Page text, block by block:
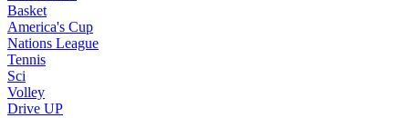
Basket
America's Cup
Nations League
Tennis
Sci
Volley
Drive UP